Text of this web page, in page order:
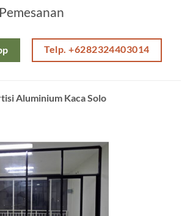
Telp. +6282324403014
Aluminium Kaca Solo